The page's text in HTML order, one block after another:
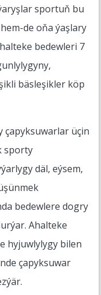
sportuň bu
de oňa ýaşlary
bedewleri 7
bäsleşikler köp
çapyksuwarlar üçin
sporty
däl, eýsem,
bedewlere dogry
Ahalteke
hyjuwlylygy bilen
çapyksuwar